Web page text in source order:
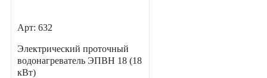
Арт: 632
Электрический проточный
водонагреватель ЭПВН 18 (18
кВт)